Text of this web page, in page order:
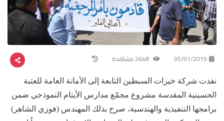
05/01/2015
نفذت شركة خيرات السبطين التابعة إلى الأمانة العامة للعتبة
الحسينية المقدسة مشروع مجمّع مدارس الأيتام النموذجي ضمن
برامجها التنفيذية والهندسية، صرح بذلك المهندس (فوزي الشاهر)